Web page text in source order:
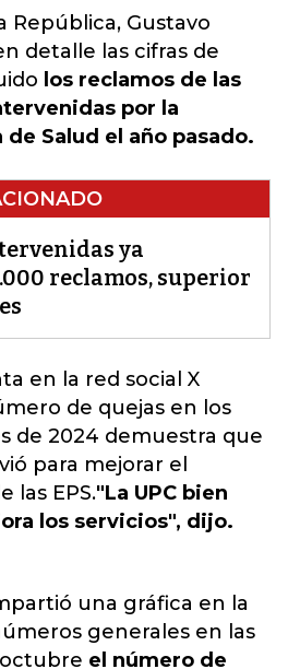
República, Gustavo
detalle las cifras de
los reclamos de las
por la
Salud el año pasado.
ya
reclamos, superior
en la red social X
de quejas en los
de 2024 demuestra que
para mejorar el
las EPS."La UPC bien
los servicios", dijo.
una gráfica en la
generales en las
el número de